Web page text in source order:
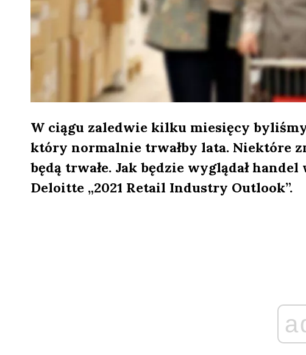
W ciągu zaledwie kilku miesięcy
który normalnie trwałby lata. Niektóre
będą trwałe. Jak będzie wyglądał
Deloitte „2021 Retail Industry Outlook”.